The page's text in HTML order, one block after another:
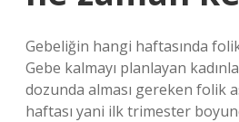
Gebeliğin hangi haftasında
Gebe kalmayı planlayan
dozunda alması gereken folik
haftası yani ilk trimester